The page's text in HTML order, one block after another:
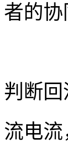
者的协
判断
流电